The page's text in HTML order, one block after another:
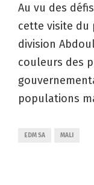
Au vu des
cette visite du
division
couleurs des
populations
EDM SA MALI